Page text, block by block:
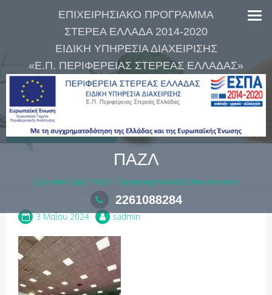
ΕΠΙΧΕΙΡΗΣΙΑΚΟ ΠΡΟΓΡΑΜΜΑ
ΣΤΕΡΕΑ ΕΛΛΑΔΑ 2014-2020
ΕΙΔΙΚΗ ΥΠΗΡΕΣΙΑ ΔΙΑΧΕΙΡΙΣΗΣ
«Ε.Π. ΠΕΡΙΦΕΡΕΙΑΣ ΣΤΕΡΕΑΣ ΕΛΛΑΔΑΣ»
ΠΑΖΛ
Ερευνητικό έργο ΠΑΖΛ – Παραγωγή Ανάλυση Ζύθων Λυκίσκου
2261088284
IMG_0184
3 Μαΐου 2024 sadmin